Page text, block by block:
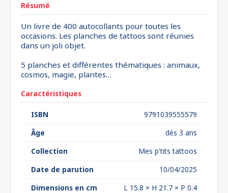
Résumé
Un livre de 400 autocollants pour toutes les
occasions. Les planches de tattoos sont réunies
dans un joli objet.
5 planches et différentes thématiques : animaux,
cosmos, magie, plantes…
Caractéristiques
ISBN
9791039555579
Âge
dès 3 ans
Collection
Mes p'tits tattoos
Date de parution
10/04/2025
Dimensions en cm
L 15.8 × H 21.7 × P 0.4